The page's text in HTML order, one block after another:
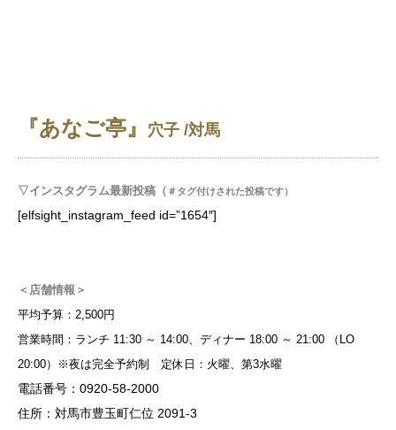
『あなご亭』 穴子 /対馬
▽インスタグラム最新投稿（ ＃タグ付けされた投稿です）
[elfsight_instagram_feed id=”1654″]
＜店舗情報＞
平均予算：2,500円
営業時間：ランチ 11:30 ～ 14:00、ディナー 18:00 ～ 21:00 （LO
20:00）※夜は完全予約制 定休日：火曜、第3水曜
電話番号：0920-58-2000
住所：対馬市豊玉町仁位 2091-3